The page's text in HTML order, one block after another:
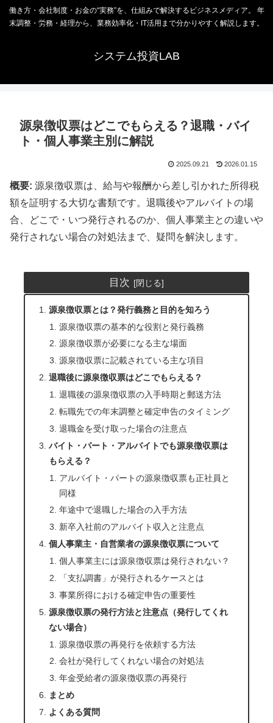
働き方・会社制度・お金の“実務”を、仕組みで解決するビジネスメディア。 年
末調整・労務・経理から、業務効率化・IT活用まで分かりやすく解説します。
システム投資LAB
源泉徴収票はどこでもらえる？退職・バイ
ト・個人事業主別に解説
2025.09.21 2026.01.15
概要: 源泉徴収票は、給与や報酬から差し引かれた所得税
額を証明する大切な書類です。退職後やアルバイトの場
合、どこで・いつ発行されるのか、個人事業主との違いや
発行されない場合の対処法まで、疑問を解決します。
目次
源泉徴収票とは？発行義務と目的を知ろう
源泉徴収票の基本的な役割と発行義務
源泉徴収票が必要になる主な場面
源泉徴収票に記載されている主な項目
退職後に源泉徴収票はどこでもらえる？
退職後の源泉徴収票の入手時期と郵送方法
転職先での年末調整と確定申告のタイミング
退職金を受け取った場合の注意点
バイト・パート・アルバイトでも源泉徴収票は
もらえる？
アルバイト・パートの源泉徴収票も正社員と
同様
年途中で退職した場合の入手方法
新卒入社前のアルバイト収入と注意点
個人事業主・自営業者の源泉徴収票について
個人事業主には源泉徴収票は発行されない？
「支払調書」が発行されるケースとは
事業所得における確定申告の重要性
源泉徴収票の発行方法と注意点（発行してくれ
ない場合）
源泉徴収票の再発行を依頼する方法
会社が発行してくれない場合の対処法
年金受給者の源泉徴収票の再発行
まとめ
よくある質問